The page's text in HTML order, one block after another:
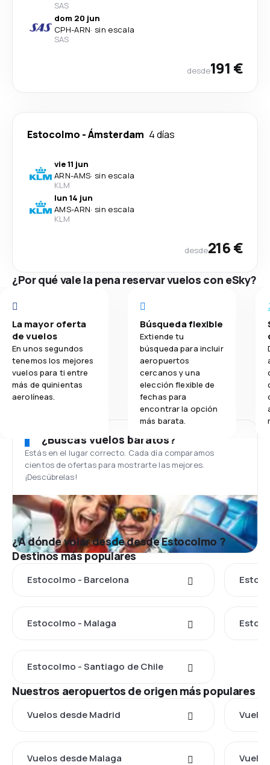
SAS
dom 20 jun
CPH-ARN· sin escala
SAS
desde191 €
Estocolmo -Ámsterdam 4 días
vie 11 jun
ARN-AMS· sin escala
KLM
lun 14 jun
AMS-ARN· sin escala
KLM
desde216 €
¿Por qué vale la pena reservar vuelos con eSky?
La mayor oferta
de vuelos
En unos segundos
tenemos los mejores
vuelos para ti entre
más de quinientas
aerolíneas.
Búsqueda flexible
Extiende tu
búsqueda para incluir
aeropuertos
cercanos y una
elección flexible de
fechas para
encontrar la opción
más barata.
¿Buscas vuelos baratos?
Estás en el lugar correcto. Cada día comparamos
cientos de ofertas para mostrarte las mejores.
¡Descúbrelas!
¿A dónde volar desde desde Estocolmo ?
Destinos más populares
Estocolmo - Barcelona
Estocolmo - Malaga
Estocolmo - Santiago de Chile
Nuestros aeropuertos de origen más populares
Vuelos desde Madrid
Vuelos desde Malaga